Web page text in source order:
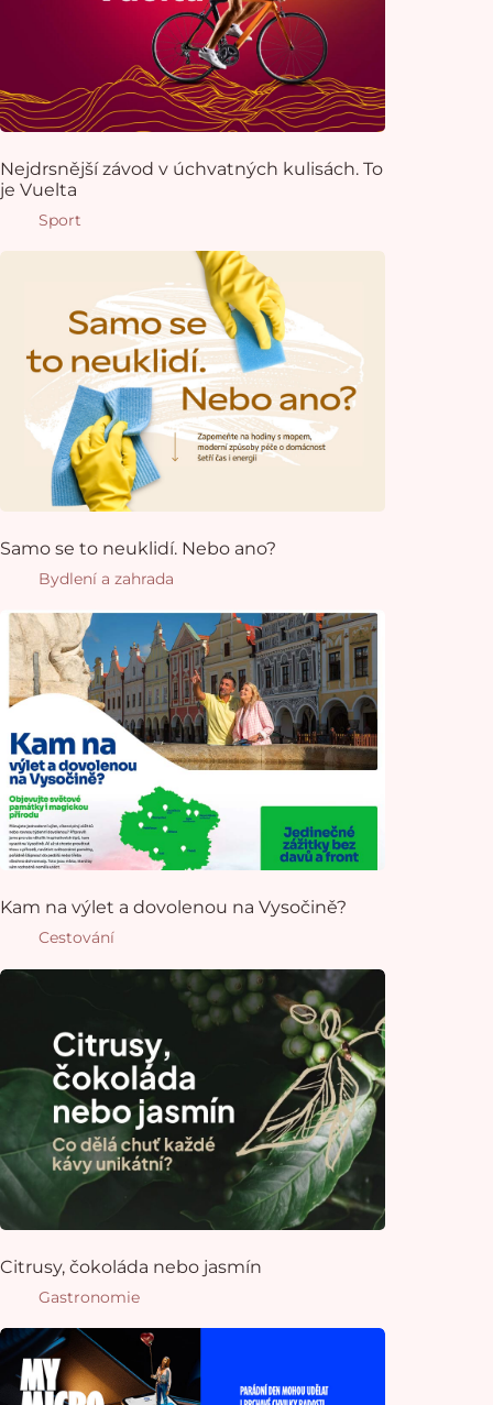
Nejdrsnější závod v úchvatných kulisách. To
je Vuelta
Sport
Samo se to neuklidí. Nebo ano?
Bydlení a zahrada
Kam na výlet a dovolenou na Vysočině?
Cestování
Citrusy, čokoláda nebo jasmín
Gastronomie